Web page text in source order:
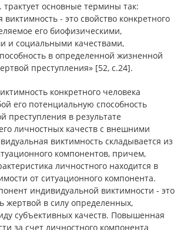
основные термины так:
- это свойство конкретного
его биофизическими,
и социальными качествами,
в определенной жизненной
преступления» [52, с.24].
конкретного человека
его потенциальную способность
преступления в результате
личностных качеств с внешними
виктимность складывается из
компонентов, причем,
личностного находится в
от ситуационного компонента.
индивидуальной виктимности - это
жертвой в силу определенных,
субъективных качеств. Повышенная
за счет личностного компонента